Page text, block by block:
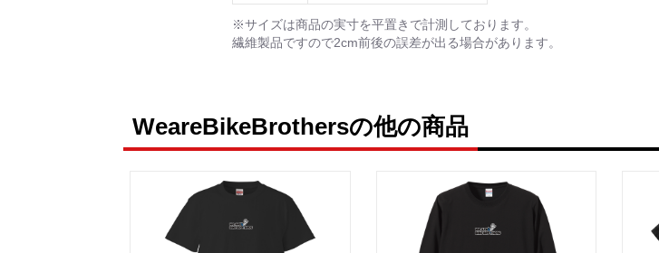
※サイズは商品の実寸を平置きで計測しております。
繊維製品ですので2cm前後の誤差が出る場合があります。
WeareBikeBrothersの他の商品